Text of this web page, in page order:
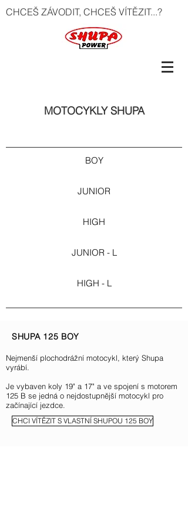
CHCEŠ ZÁVODIT, CHCEŠ VÍTĚZIT...?
MOTOCYKLY SHUPA
BOY
JUNIOR
HIGH
JUNIOR - L
HIGH - L
SHUPA 125 BOY
Nejmenší plochodrážní motocykl, který Shupa
vyrábí.
Je vybaven koly 19" a 17" a ve spojení s motorem
125 B se jedná o nejdostupnější motocykl pro
začínající jezdce.
CHCI VÍTĚZIT S VLASTNÍ SHUPOU 125 BOY